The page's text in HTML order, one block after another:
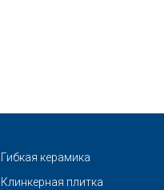
Гибкая керамика
Клинкерная плитка